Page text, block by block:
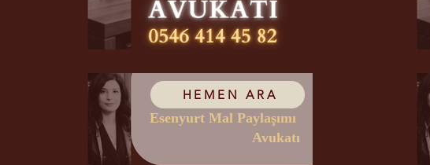
HEMEN ARA
Esenyurt Mal Paylaşımı
Avukatı